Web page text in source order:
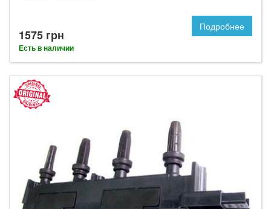
1575 грн
Есть в наличии
Подробнее